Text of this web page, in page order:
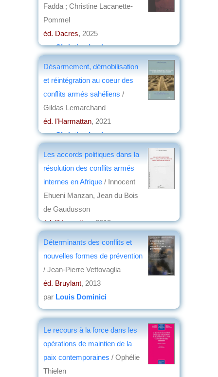
Fadda ; Christine Lacanette-
Pommel
éd. Dacres, 2025
parChristian Lochon
Désarmement, démobilisation
et réintégration au coeur des
conflits armés sahéliens /
Gildas Lemarchand
éd. l'Harmattan, 2021
parChristian Lochon
Les accords politiques dans la
résolution des conflits armés
internes en Afrique / Innocent
Ehueni Manzan, Jean du Bois
de Gaudusson
éd. l'Harmattan, 2013
Déterminants des conflits et
nouvelles formes de prévention
/ Jean-Pierre Vettovaglia
éd. Bruylant, 2013
par Louis Dominici
Le recours à la force dans les
opérations de maintien de la
paix contemporaines / Ophélie
Thielen